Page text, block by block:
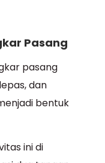
Pasang
pasang
dan
bentuk
ini di